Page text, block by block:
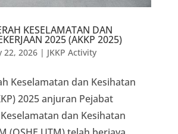
KESELAMATAN DAN
2025 (AKKP 2025)
22, 2026| JKKP Activity
Keselamatan dan Kesihatan
2025 anjuran Pejabat
dan Kesihatan